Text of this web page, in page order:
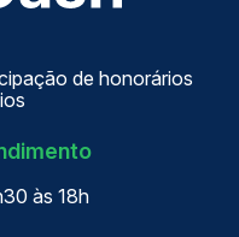
de honorários
às 18h